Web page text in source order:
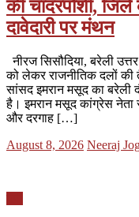
की चादरपोशी,
दावेदारी पर मंथन
नीरज सिसौदिया, बरेली
को लेकर राजनीतिक दलों की
सांसद इमरान मसूद का बरेली
है। इमरान मसूद कांग्रेस नेता
और दरगाह […]
Posted
August 8, 2026 Author
Neeraj